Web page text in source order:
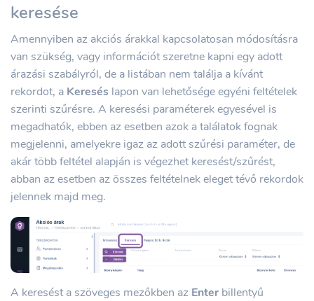
keresése
Amennyiben az akciós árakkal kapcsolatosan módosításra
van szükség, vagy információt szeretne kapni egy adott
árazási szabályról, de a listában nem találja a kívánt
rekordot, a Keresés lapon van lehetősége egyéni feltételek
szerinti szűrésre. A keresési paraméterek egyesével is
megadhatók, ebben az esetben azok a találatok fognak
megjelenni, amelyekre igaz az adott szűrési paraméter, de
akár több feltétel alapján is végezhet keresést/szűrést,
abban az esetben az összes feltételnek eleget tévő rekordok
jelennek majd meg.
A keresést a szöveges mezőkben az Enter billentyű